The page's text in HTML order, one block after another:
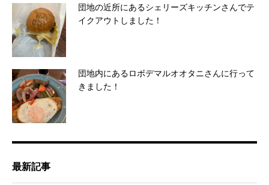
団地の近所にあるシェリーズキッチンさんでテ
イクアウトしました！
団地内にあるロボデマルオオタニさんに行って
きました！
最新記事